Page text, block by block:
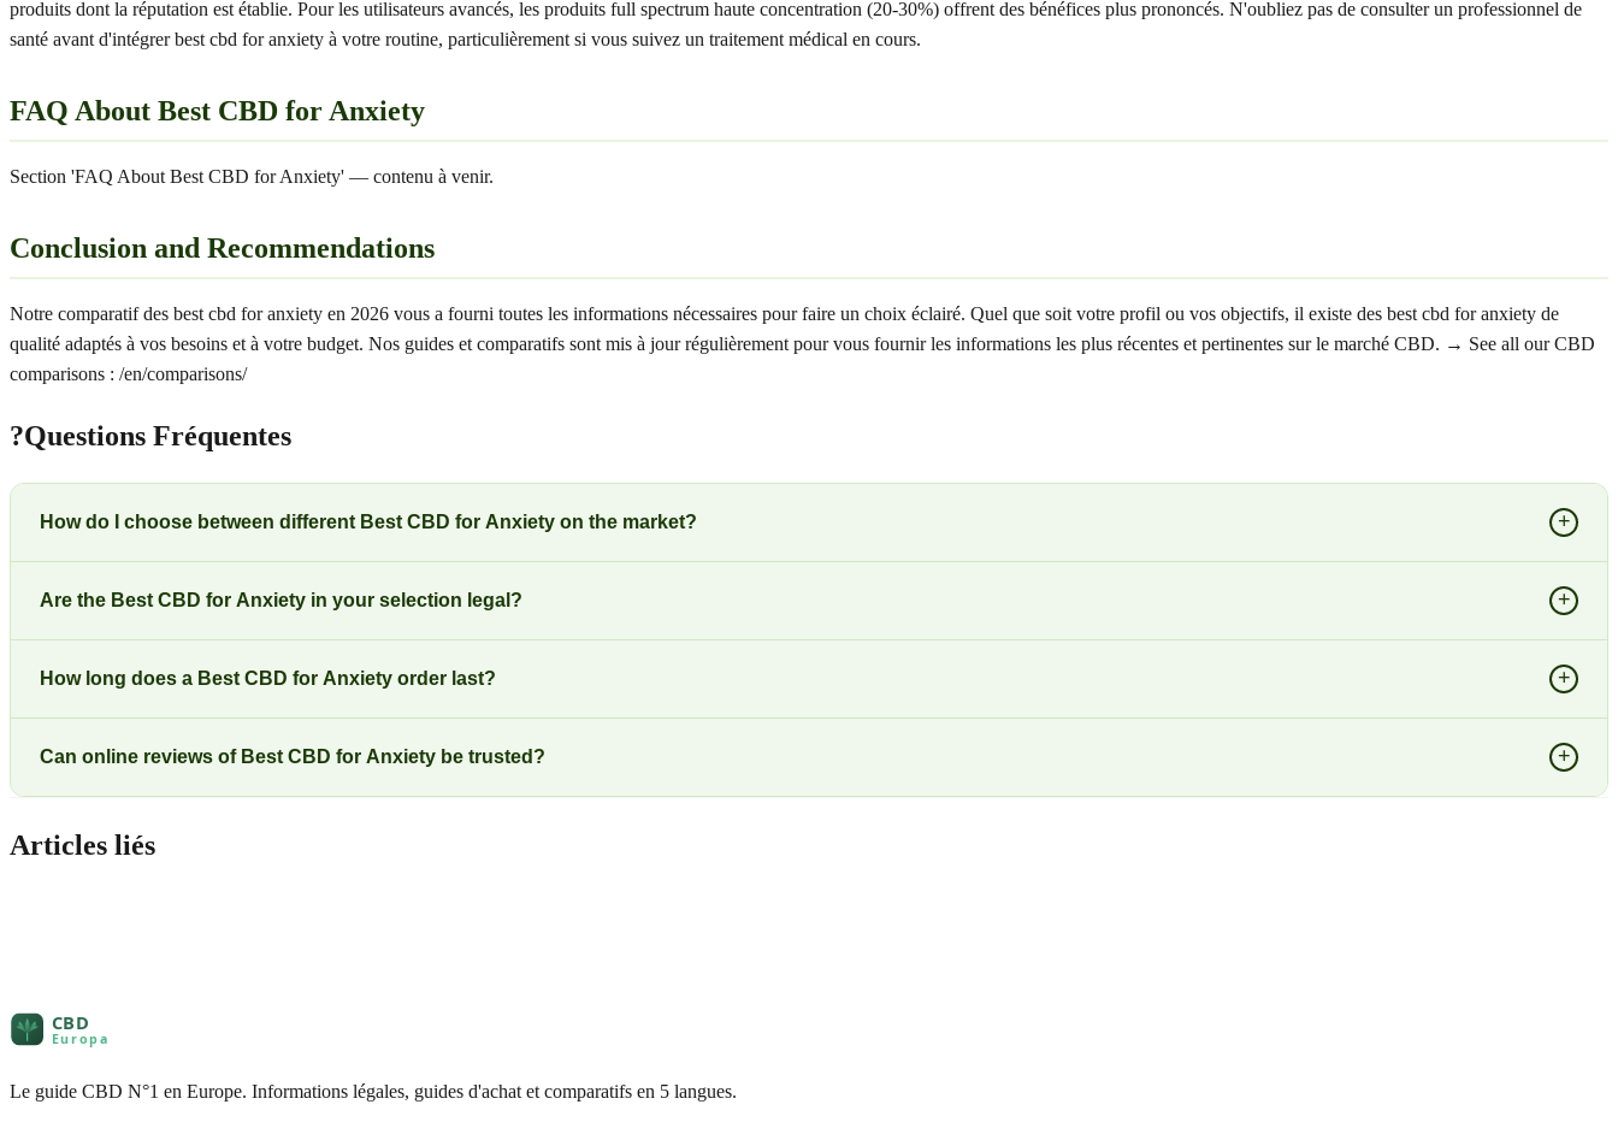
produits dont la réputation est établie. Pour les utilisateurs avancés, les produits full spectrum haute concentration (20-30%) offrent des bénéfices plus prononcés. N'oubliez pas de consulter un professionnel de
santé avant d'intégrer best cbd for anxiety à votre routine, particulièrement si vous suivez un traitement médical en cours.
FAQ About Best CBD for Anxiety
Section 'FAQ About Best CBD for Anxiety' — contenu à venir.
Conclusion and Recommendations
Notre comparatif des best cbd for anxiety en 2026 vous a fourni toutes les informations nécessaires pour faire un choix éclairé. Quel que soit votre profil ou vos objectifs, il existe des best cbd for anxiety de
qualité adaptés à vos besoins et à votre budget. Nos guides et comparatifs sont mis à jour régulièrement pour vous fournir les informations les plus récentes et pertinentes sur le marché CBD. → See all our CBD
comparisons : /en/comparisons/
?Questions Fréquentes
How do I choose between different Best CBD for Anxiety on the market? +
Are the Best CBD for Anxiety in your selection legal? +
How long does a Best CBD for Anxiety order last? +
Can online reviews of Best CBD for Anxiety be trusted? +
Articles liés
Le guide CBD N°1 en Europe. Informations légales, guides d'achat et comparatifs en 5 langues.